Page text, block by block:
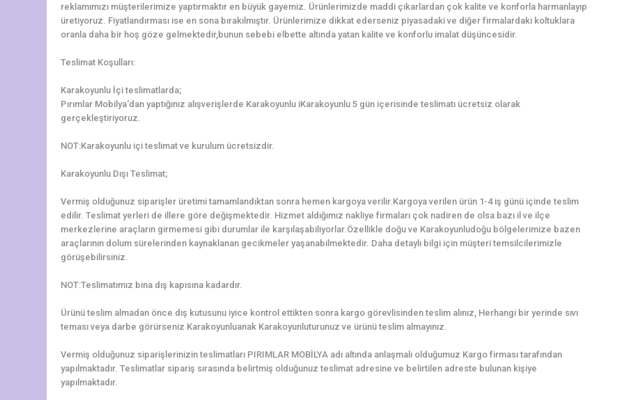
reklamımızı müşterilerimize yaptırmaktır en büyük gayemiz. Ürünlerimizde maddi çıkarlardan çok kalite ve konforla harmanlayıp
üretiyoruz. Fiyatlandırması ise en sona bırakılmıştır. Ürünlerimize dikkat ederseniz piyasadaki ve diğer firmalardaki koltuklara
oranla daha bir hoş göze gelmektedir,bunun sebebi elbette altında yatan kalite ve konforlu imalat düşüncesidir.
Teslimat Koşulları:
Karakoyunlu İçi teslimatlarda;
Pırımlar Mobilya‘dan yaptığınız alışverişlerde Karakoyunlu iKarakoyunlu 5 gün içerisinde teslimatı ücretsiz olarak
gerçekleştiriyoruz.
NOT:Karakoyunlu içi teslimat ve kurulum ücretsizdir.
Karakoyunlu Dışı Teslimat;
Vermiş olduğunuz siparişler üretimi tamamlandıktan sonra hemen kargoya verilir.Kargoya verilen ürün 1-4 iş günü içinde teslim
edilir. Teslimat yerleri de illere göre değişmektedir. Hizmet aldığımız nakliye firmaları çok nadiren de olsa bazı il ve ilçe
merkezlerine araçların girmemesi gibi durumlar ile karşılaşabiliyorlar.Özellikle doğu ve Karakoyunludoğu bölgelerimize bazen
araçlarının dolum sürelerinden kaynaklanan gecikmeler yaşanabilmektedir. Daha detaylı bilgi için müşteri temsilcilerimizle
görüşebilirsiniz.
NOT:Teslimatımız bina dış kapısına kadardır.
Ürünü teslim almadan önce dış kutusunu iyice kontrol ettikten sonra kargo görevlisinden teslim alınız, Herhangi bir yerinde sıvı
teması veya darbe görürseniz Karakoyunluanak Karakoyunluturunuz ve ürünü teslim almayınız.
Vermiş olduğunuz siparişlerinizin teslimatları PIRIMLAR MOBİLYA adı altında anlaşmalı olduğumuz Kargo firması tarafından
yapılmaktadır. Teslimatlar sipariş sırasında belirtmiş olduğunuz teslimat adresine ve belirtilen adreste bulunan kişiye
yapılmaktadır.